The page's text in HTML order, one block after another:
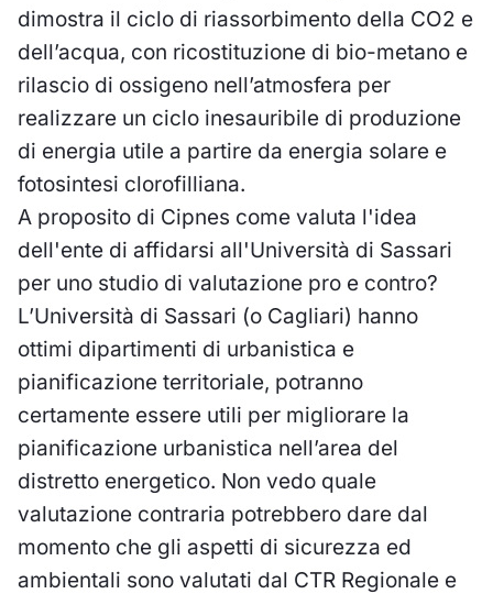
dimostra il ciclo di riassorbimento della CO2 e
dell’acqua, con ricostituzione di bio-metano e
rilascio di ossigeno nell’atmosfera per
realizzare un ciclo inesauribile di produzione
di energia utile a partire da energia solare e
fotosintesi clorofilliana.
A proposito di Cipnes come valuta l'idea
dell'ente di affidarsi all'Università di Sassari
per uno studio di valutazione pro e contro?
L’Università di Sassari (o Cagliari) hanno
ottimi dipartimenti di urbanistica e
pianificazione territoriale, potranno
certamente essere utili per migliorare la
pianificazione urbanistica nell’area del
distretto energetico. Non vedo quale
valutazione contraria potrebbero dare dal
momento che gli aspetti di sicurezza ed
ambientali sono valutati dal CTR Regionale e